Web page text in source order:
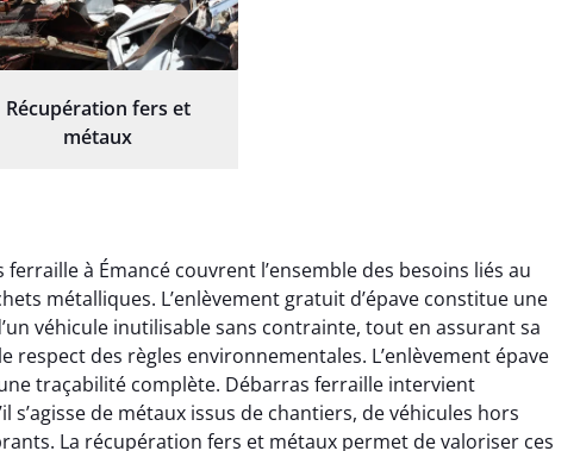
Récupération fers et
métaux
à Émancé couvrent l’ensemble des besoins liés au
métalliques. L’enlèvement gratuit d’épave constitue une
véhicule inutilisable sans contrainte, tout en assurant sa
respect des règles environnementales. L’enlèvement épave
traçabilité complète. Débarras ferraille intervient
de métaux issus de chantiers, de véhicules hors
La récupération fers et métaux permet de valoriser ces